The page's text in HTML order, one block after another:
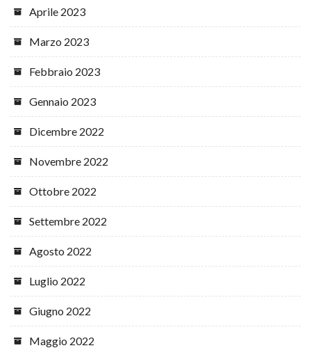
Aprile 2023
Marzo 2023
Febbraio 2023
Gennaio 2023
Dicembre 2022
Novembre 2022
Ottobre 2022
Settembre 2022
Agosto 2022
Luglio 2022
Giugno 2022
Maggio 2022